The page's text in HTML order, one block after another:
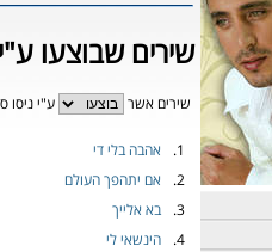
שירים שבוצעו
שירים אשר ע"י ניסו
1.
אהבה בלי די
2.
אם יתהפך העולם
3.
בא אלייך
4.
הינשאי לי